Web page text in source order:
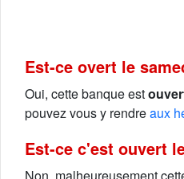
Est-ce overt le
Oui, cette banque est
pouvez vous y rendreaux
Est-ce c'est ouvert